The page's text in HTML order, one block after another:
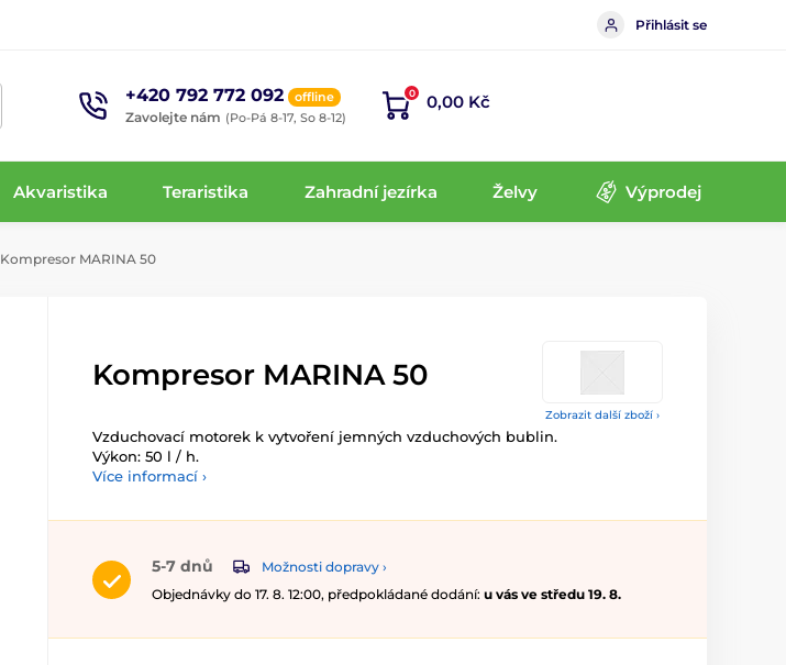
Přihlásit se
+420 792 772 092 offline
Zavolejte nám (Po-Pá 8-17, So 8-12)
0 0,00 Kč
Akvaristika Teraristika Zahradní jezírka Želvy Výprodej
Kompresor MARINA 50
Zobrazit další zboží ›
Kompresor MARINA 50
Vzduchovací motorek k vytvoření jemných vzduchových bublin.
Výkon: 50 l / h.
Více informací ›
5-7 dnů
Možnosti dopravy ›
Objednávky do 17. 8. 12:00, předpokládané dodání: u vás ve středu 19. 8.